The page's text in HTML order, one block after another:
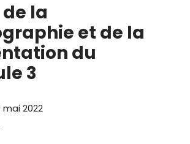
de la
et de la
du
3
mai 2022